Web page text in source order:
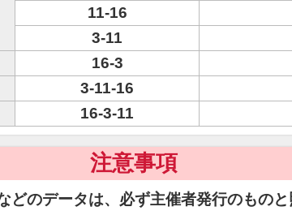
11-16
3-11
16-3
3-11-16
16-3-11
注意事項
どのデータは、必ず主催者発行のもの